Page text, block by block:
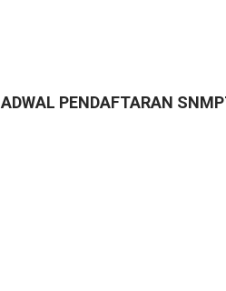
PENDAFTARAN